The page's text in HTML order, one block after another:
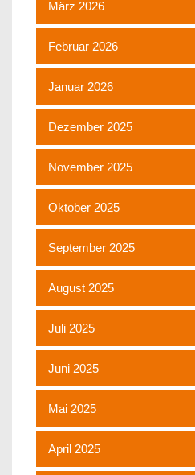
März 2026
Februar 2026
Januar 2026
Dezember 2025
November 2025
Oktober 2025
September 2025
August 2025
Juli 2025
Juni 2025
Mai 2025
April 2025